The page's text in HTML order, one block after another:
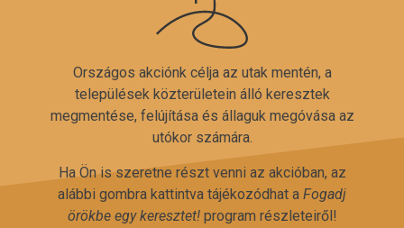
Országos akciónk célja az utak mentén, a
települések közterületein álló keresztek
megmentése, felújítása és állaguk megóvása az
utókor számára.
Ha Ön is szeretne részt venni az akcióban, az
alábbi gombra kattintva tájékozódhat a Fogadj
örökbe egy keresztet!program részleteiről!